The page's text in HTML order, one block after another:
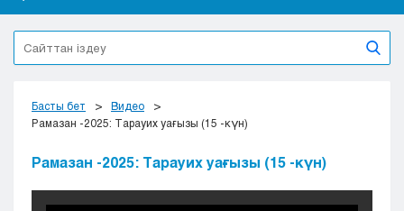
Астана
Алматы
Атырау
Караганда
Костанай
Басты бет
Видео
Рамазан -2025: Тарауих уағызы (15 -күн)
Рамазан -2025: Тарауих уағызы (15 -күн)